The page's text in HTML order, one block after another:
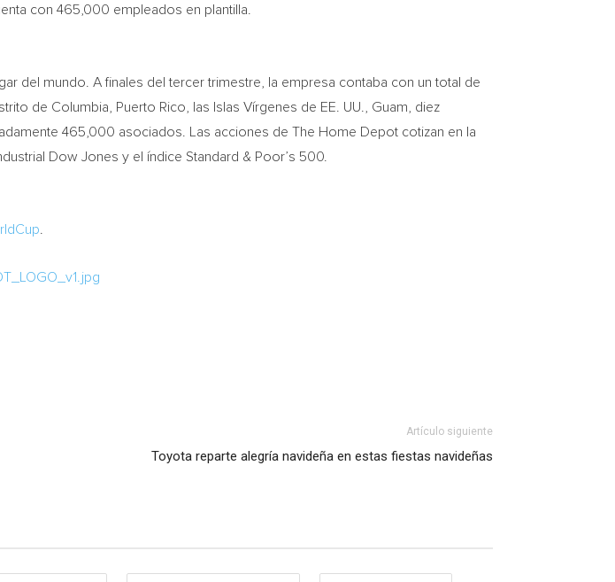
con 465,000 empleados en plantilla.
del mundo. A finales del tercer trimestre, la empresa contaba con un total de
de Columbia Puerto Rico , las Islas Vírgenes de EE. UU., Guam , diez
465,000 asociados. Las acciones de The Home Depot cotizan en la
Dow Jones y el índice Standard & Poor’s 500.
Artículo siguiente
Toyota reparte alegría navideña en estas fiestas navideñas